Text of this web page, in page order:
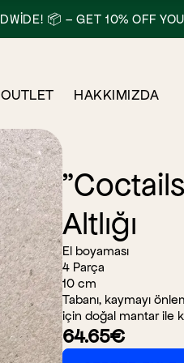
– GET 10% OFF YOUR
OUTLET HAKKIMIZDA
Altlığı
El boyaması
4 Parça
10 cm
Tabanı, kaymayı
için doğal mantar ile
64.65€